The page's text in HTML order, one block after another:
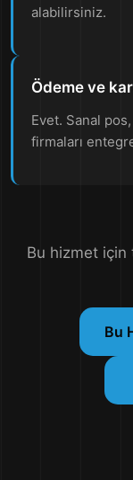
alabilirsiniz.
Ödeme ve
Evet. Sanal
firmaları
Bu hizmet için
Bu